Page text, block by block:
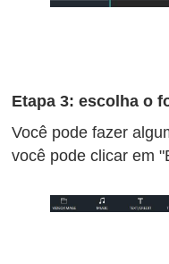
Etapa 3: escolha o
Você pode fazer
você pode clicar em